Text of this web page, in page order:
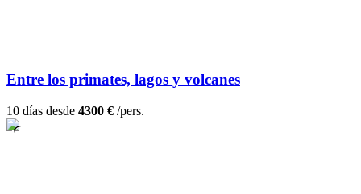
Entre los primates, lagos y volcanes
10 días desde 4300 € /pers.